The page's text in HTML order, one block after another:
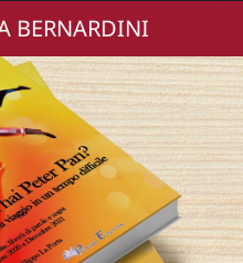
(106)
BERNARDINI